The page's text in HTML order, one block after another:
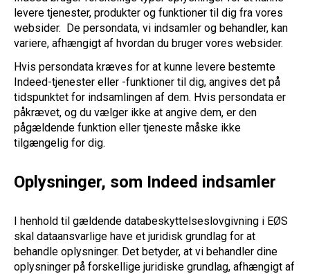
levere tjenester, produkter og funktioner til dig fra vores
websider. De persondata, vi indsamler og behandler, kan
variere, afhængigt af hvordan du bruger vores websider.
Hvis persondata kræves for at kunne levere bestemte
Indeed-tjenester eller -funktioner til dig, angives det på
tidspunktet for indsamlingen af dem. Hvis persondata er
påkrævet, og du vælger ikke at angive dem, er den
pågældende funktion eller tjeneste måske ikke
tilgængelig for dig.
Oplysninger, som Indeed indsamler
I henhold til gældende databeskyttelseslovgivning i EØS
skal dataansvarlige have et juridisk grundlag for at
behandle oplysninger. Det betyder, at vi behandler dine
oplysninger på forskellige juridiske grundlag, afhængigt af